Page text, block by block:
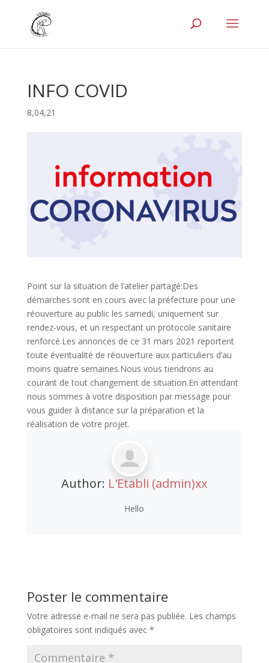
INFO COVID
8,04,21
Point sur la situation de l’atelier partagé:Des
démarches sont en cours avec la préfecture pour une
réouverture au public les samedi, uniquement sur
rendez-vous, et un respectant un protocole sanitaire
renforcé.Les annonces de ce 31 mars 2021 reportent
toute éventualité de réouverture aux particuliers d’au
moins quatre semaines.Nous vous tiendrons au
courant de tout changement de situation.En attendant
nous sommes à votre disposition par message pour
vous guider à distance sur la préparation et la
réalisation de votre projet.
Author: L'Etabli (admin)xx
Hello
Poster le commentaire
Votre adresse e-mail ne sera pas publiée. Les champs
obligatoires sont indiqués avec *